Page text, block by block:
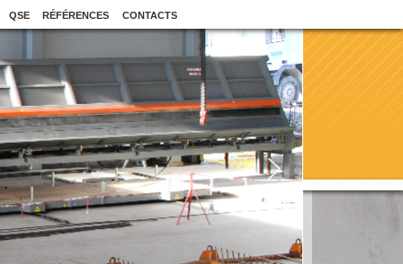
QSE RÉFÉRENCES CONTACTS